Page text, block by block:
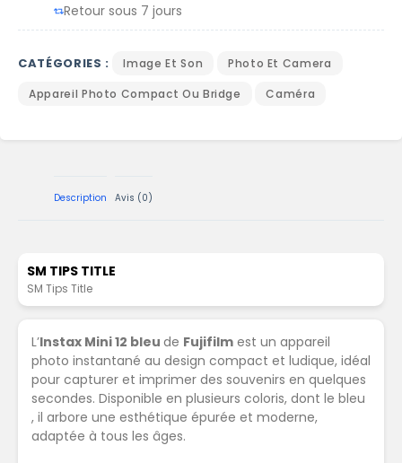
Retour sous 7 jours
CATÉGORIES : Image Et Son
Photo Et Camera
Appareil Photo Compact Ou Bridge
Caméra
Description Avis (0)
SM TIPS TITLE
SM Tips Title
L’Instax Mini 12 bleu de Fujifilm est un appareil
photo instantané au design compact et ludique, idéal
pour capturer et imprimer des souvenirs en quelques
secondes. Disponible en plusieurs coloris, dont le bleu
, il arbore une esthétique épurée et moderne,
adaptée à tous les âges.